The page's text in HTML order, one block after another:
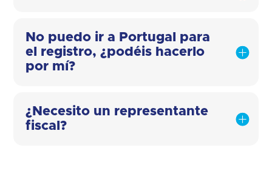
No puedo ir a Portugal para
el registro, ¿podéis hacerlo
por mí?
¿Necesito un representante
fiscal?